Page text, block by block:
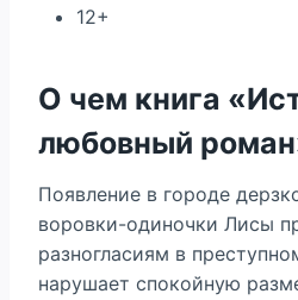
12+
О чем книга
любовный
Появление в городе
воровки-одиночки Лисы
разногласиям в
нарушает спокойную